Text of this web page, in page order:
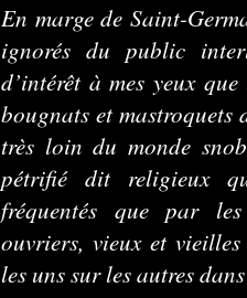
En marge de Saint-
ignorés du public
d’intérêt à mes yeux
bougnats et mastroquets
très loin du monde
pétrifié dit religieux
fréquentés que par
ouvriers, vieux et
les uns sur les autres